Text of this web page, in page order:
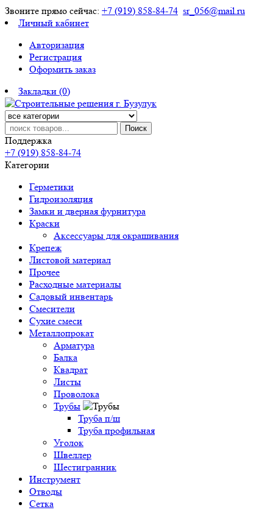
Звоните прямо сейчас: +7 (919) 858-84-74 sr_056@mail.ru
Личный кабинет
Авторизация
Регистрация
Оформить заказ
Закладки (0)
Поиск
Поддержка
+7 (919) 858-84-74
Категории
Герметики
Гидроизоляция
Замки и дверная фурнитура
Краски
Аксессуары для окрашивания
Крепеж
Листовой материал
Прочее
Расходные материалы
Садовый инвентарь
Смесители
Сухие смеси
Металлопрокат
Арматура
Балка
Квадрат
Листы
Проволока
Трубы
Труба п/ш
Труба профильная
Уголок
Швеллер
Шестигранник
Инструмент
Отводы
Сетка